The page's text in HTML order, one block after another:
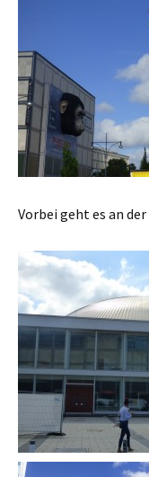
Vorbei geht es an der